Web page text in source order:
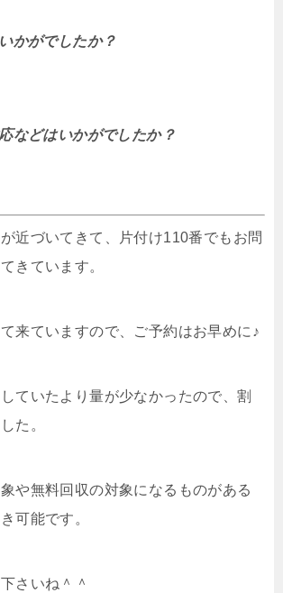
かがでしたか？
などはいかがでしたか？
近づいてきて、片付け110番でもお問
きています。
来ていますので、ご予約はお早めに♪
ていたより量が少なかったので、割
た。
や無料回収の対象になるものがある
可能です。
さいね＾＾